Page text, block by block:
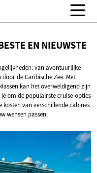
EN NIEUWSTE
van avontuurlijke
de Caribische Zee. Met
kan het overweldigend zijn
om de populairste cruise-opties
kosten van verschillende cabines
wensen passen.